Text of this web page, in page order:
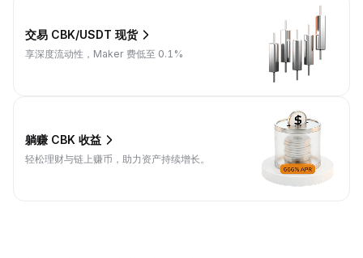
交易 CBK/USDT 现货
享深度流动性，Maker 费低至 0.1%
躺赚 CBK 收益
轻松理财与链上赚币，助力资产持续增长。